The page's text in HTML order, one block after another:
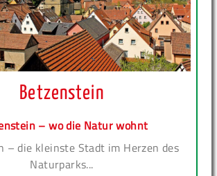
Betzenstein
– wo die Natur wohnt
– die kleinste Stadt im Herzen des
Naturparks...